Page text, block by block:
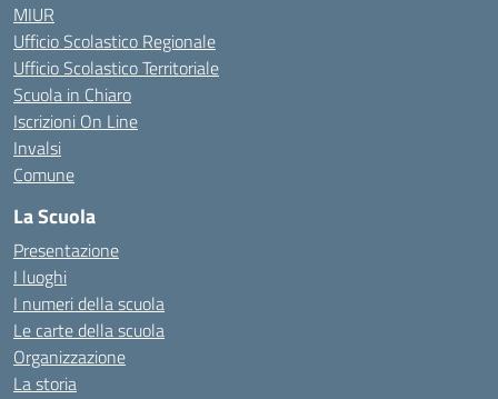
MIUR
Ufficio Scolastico Regionale
Ufficio Scolastico Territoriale
Scuola in Chiaro
Iscrizioni On Line
Invalsi
Comune
La Scuola
Presentazione
I luoghi
I numeri della scuola
Le carte della scuola
Organizzazione
La storia